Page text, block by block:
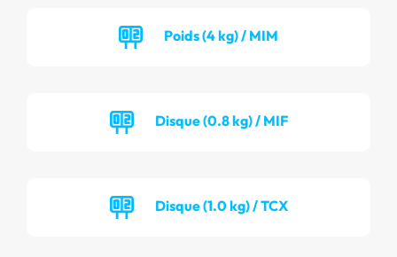
Poids (4 kg) / MIM
Disque (0.8 kg) / MIF
Disque (1.0 kg) / TCX